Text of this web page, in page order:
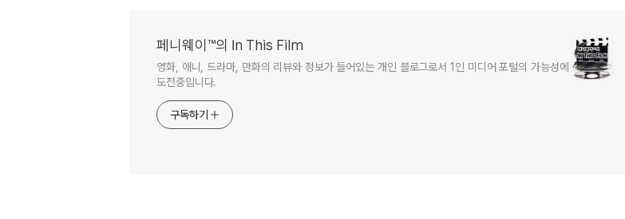
페니웨이™의 In This Film
영화, 애니, 드라마, 만화의 리뷰와 정보가 들어있는 개인 블로그로서 1인 미디어 포털의 가능성에
도전중입니다.
구독하기